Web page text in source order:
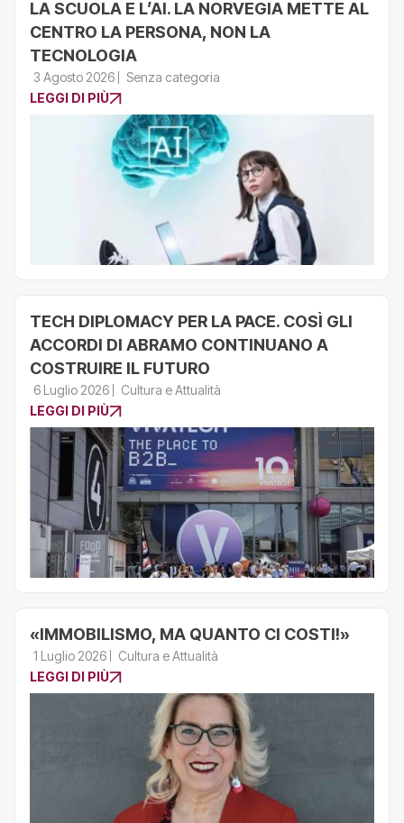
LA SCUOLA E L’AI. LA NORVEGIA METTE AL
CENTRO LA PERSONA, NON LA
TECNOLOGIA
3 Agosto 2026
Senza categoria
LEGGI DI PIÙ
TECH DIPLOMACY PER LA PACE. COSÌ GLI
ACCORDI DI ABRAMO CONTINUANO A
COSTRUIRE IL FUTURO
6 Luglio 2026
Cultura e Attualità
LEGGI DI PIÙ
«IMMOBILISMO, MA QUANTO CI COSTI!»
1 Luglio 2026
Cultura e Attualità
LEGGI DI PIÙ